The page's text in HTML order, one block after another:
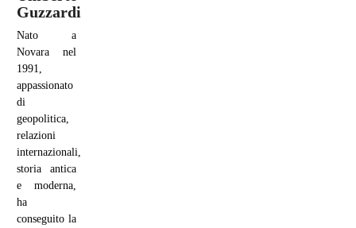
Guzzardi
Nato a
Novara nel
1991,
appassionato
di
geopolitica,
relazioni
internazionali,
storia antica
e moderna,
ha
conseguito la